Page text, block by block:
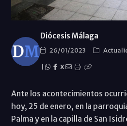
Diócesis Málaga
26/01/2023
X
Ante los acontecimientos
hoy, 25 de enero, en la
Palma y en la capilla de San